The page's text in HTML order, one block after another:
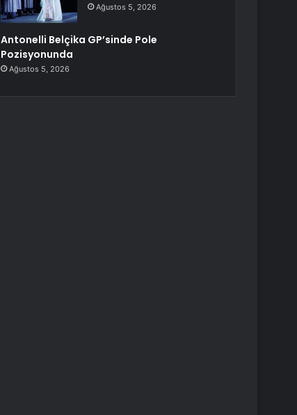
Ağustos 5, 2026
Antonelli Belçika GP’sinde Pole
Pozisyonunda
Ağustos 5, 2026